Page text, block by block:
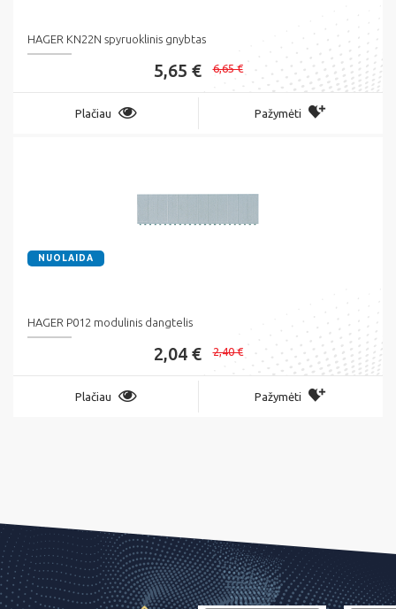
HAGER KN22N spyruoklinis gnybtas
5,65 € 6,65 €
Plačiau Pažymėti
NUOLAIDA
HAGER P012 modulinis dangtelis
2,04 € 2,40 €
Plačiau Pažymėti